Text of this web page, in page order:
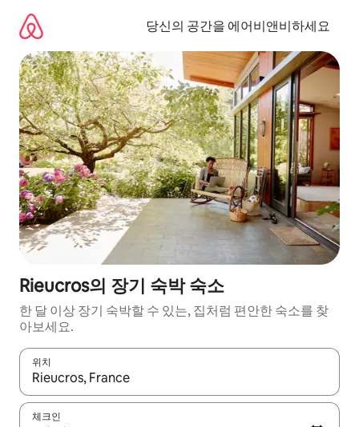
당신의 공간을 에어비앤비하세요
Rieucros의 장기 숙박 숙소
한 달 이상 장기 숙박할 수 있는, 집처럼 편안한 숙소를 찾
아보세요.
위치
결과가 나오면 위·아래 화살표 키를 사용하거나 터치 또는 스와이
체크인